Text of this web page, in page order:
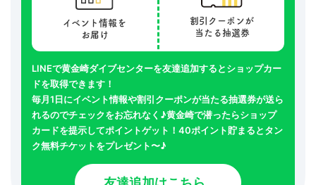
イベント情報を
お届け
割引クーポンが
当たる抽選券
LINEで黄金崎ダイブセンターを友達追加するとショップカー
ドを取得できます！
毎月1日にイベント情報や割引クーポンが当たる抽選券が送ら
れるのでチェックをお忘れなく♪黄金崎で潜ったらショップ
カードを提示してポイントゲット！40ポイント貯まるとタン
ク無料チケットをプレゼント〜♪